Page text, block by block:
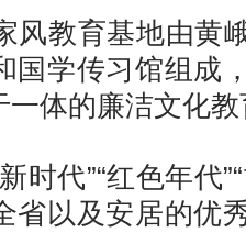
教育基地由黄
国学传习馆组成
体的廉洁文化
代”“红色年代”“
省以及安居的优